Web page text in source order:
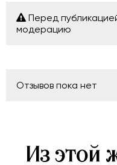
Перед
модерацию
Отзывов пока нет
Из этой